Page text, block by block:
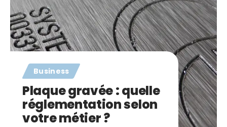
Business
Plaque gravée : quelle
réglementation selon
votre métier ?